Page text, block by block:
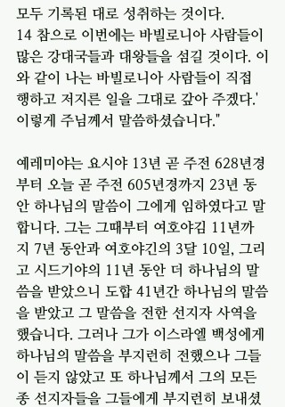
모두 기록된 대로 성취하는 것이다.
14 참으로 이번에는 바빌로니아 사람들이
많은 강대국들과 대왕들을 섬길 것이다. 이
와 같이 나는 바빌로니아 사람들이 직접
행하고 저지른 일을 그대로 갚아 주겠다.'
이렇게 주님께서 말씀하셨습니다."
예레미야는 요시야 13년 곧 주전 628년경
부터 오늘 곧 주전 605년경까지 23년 동
안 하나님의 말씀이 그에게 임하였다고 말
합니다. 그는 그때부터 여호야김 11년까
지 7년 동안과 여호야긴의 3달 10일, 그리
고 시드기야의 11년 동안 더 하나님의 말
씀을 받았으니 도합 41년간 하나님의 말씀
을 받았고 그 말씀을 전한 선지자 사역을
했습니다. 그러나 그가 이스라엘 백성에게
하나님의 말씀을 부지런히 전했으나 그들
이 듣지 않았고 또 하나님께서 그의 모든
종 선지자들을 그들에게 부지런히 보내셨